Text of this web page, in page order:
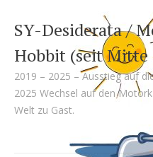
SY-Desiderata /
Hobbit (seit Mitte
2019 – 2025 – Ausstieg auf
2025 Wechsel auf den
Welt zu Gast.